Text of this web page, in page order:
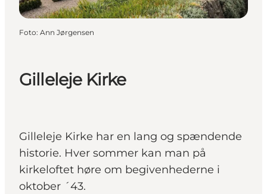
Gilleleje Kirke
Gilleleje Kirke har en lang og spændende
historie. Hver sommer kan man på
kirkeloftet høre om begivenhederne i
oktober ´43.
Foto: Ann Jørgensen